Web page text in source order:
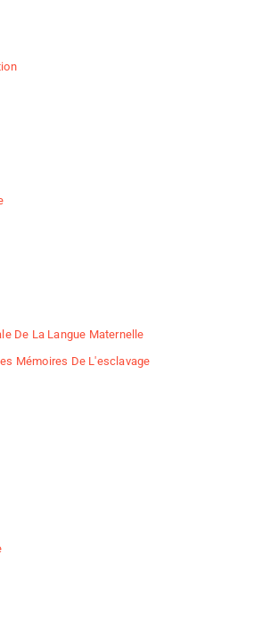
De La Langue Maternelle
Mémoires De L'esclavage